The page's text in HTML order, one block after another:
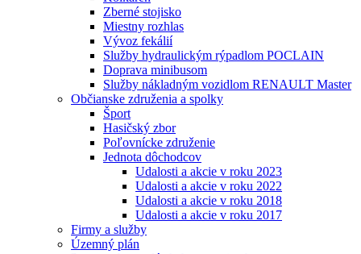
Zberné stojisko
Miestny rozhlas
Vývoz fekálií
Služby hydraulickým rýpadlom POCLAIN
Doprava minibusom
Služby nákladným vozidlom RENAULT Master
Občianske združenia a spolky
Šport
Hasičský zbor
Poľovnícke združenie
Jednota dôchodcov
Udalosti a akcie v roku 2023
Udalosti a akcie v roku 2022
Udalosti a akcie v roku 2018
Udalosti a akcie v roku 2017
Firmy a služby
Územný plán